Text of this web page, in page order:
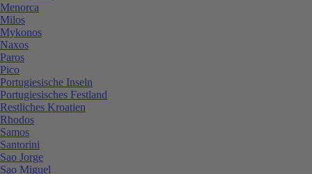
Menorca
Milos
Mykonos
Naxos
Paros
Pico
Portugiesische Inseln
Portugiesisches Festland
Restliches Kroatien
Rhodos
Samos
Santorini
Sao Jorge
Sao Miguel